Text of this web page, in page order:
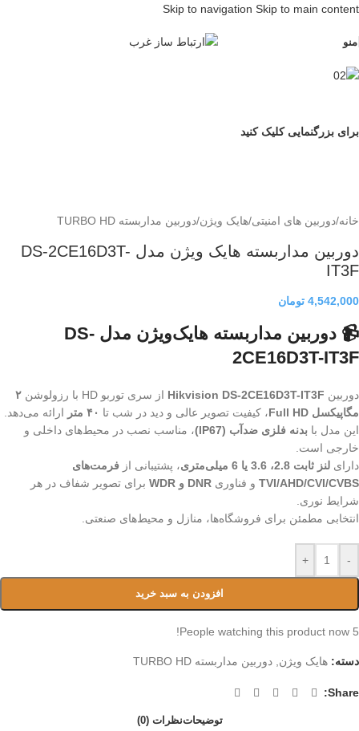
Skip to navigation Skip to main content
منو
برای بزرگنمایی کلیک کنید
خانه/دوربین های امنیتی/هایک ویژن/دوربین مداربسته TURBO HD
دوربین مداربسته هایک ویژن مدل DS-2CE16D3T-
IT3F
4,542,000 تومان
📹 دوربین مداربسته هایک‌ویژن مدل DS-
2CE16D3T-IT3F
دوربین Hikvision DS-2CE16D3T-IT3F از سری توربو HD با رزولوشن
۲
مگاپیکسل Full HD
، کیفیت تصویر عالی و دید در شب تا ۴۰ متر
ارائه می‌دهد.
این مدل با بدنه فلزی ضدآب (IP67)
، مناسب نصب در محیط‌های داخلی و
خارجی است.
دارای لنز ثابت 2.8، 3.6 یا 6 میلی‌متری ، پشتیبانی از فرمت‌های
TVI/AHD/CVI/CVBS و فناوری DNR و WDR
برای تصویر شفاف در هر
شرایط نوری.
انتخابی مطمئن برای فروشگاه‌ها، منازل و محیط‌های صنعتی.
-
+
افزودن به سبد خرید
5
People watching this product now!
دسته: هایک ویژن دوربین مداربسته TURBO HD
Share:
توضیحاتنظرات (0)